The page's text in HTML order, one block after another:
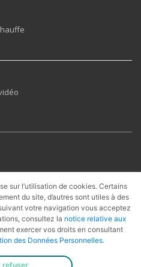
sur l’utilisation de cookies. Certains
du site, d’autres sont utiles à des
votre navigation vous acceptez
consultez la notice relative aux
exercer vos droits en consultant
des Données Personnelles.
refuser